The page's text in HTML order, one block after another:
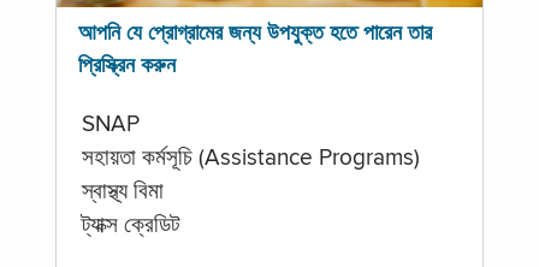
আপনি যে প্রোগ্রামের জন্য উপযুক্ত হতে পারেন তার
প্রিস্ক্রিন করুন
SNAP
সহায়তা কর্মসূচি (Assistance Programs)
স্বাস্থ্য বিমা
ট্যাক্স ক্রেডিট